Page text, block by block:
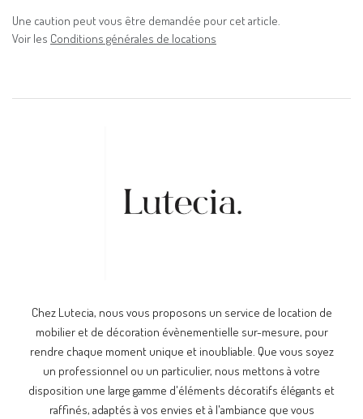
Une caution peut vous être demandée pour cet article.
Voir les Conditions générales de locations
Chez Lutecia, nous vous proposons un service de location de
mobilier et de décoration évènementielle sur-mesure, pour
rendre chaque moment unique et inoubliable. Que vous soyez
un professionnel ou un particulier, nous mettons à votre
disposition une large gamme d'éléments décoratifs élégants et
raffinés, adaptés à vos envies et à l'ambiance que vous